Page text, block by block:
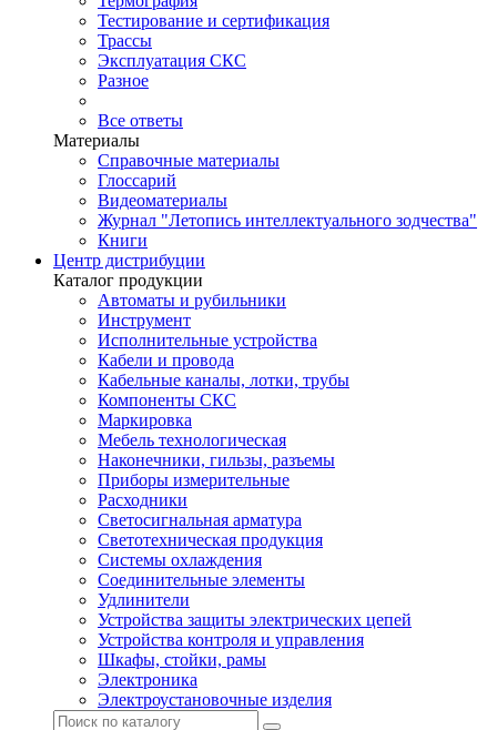
Тестирование и сертификация
Трассы
Эксплуатация СКС
Разное
Все ответы
Материалы
Справочные материалы
Глоссарий
Видеоматериалы
Журнал "Летопись интеллектуального зодчества"
Книги
Центр дистрибуции
Каталог продукции
Автоматы и рубильники
Инструмент
Исполнительные устройства
Кабели и провода
Кабельные каналы, лотки, трубы
Компоненты СКС
Маркировка
Мебель технологическая
Наконечники, гильзы, разъемы
Приборы измерительные
Расходники
Светосигнальная арматура
Светотехническая продукция
Системы охлаждения
Соединительные элементы
Удлинители
Устройства защиты электрических цепей
Устройства контроля и управления
Шкафы, стойки, рамы
Электроника
Электроустановочные изделия